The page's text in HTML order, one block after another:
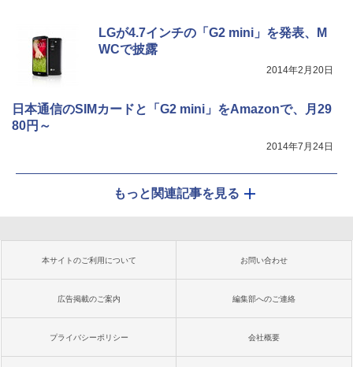
LGが4.7インチの「G2 mini」を発表、M
WCで披露
2014年2月20日
日本通信のSIMカードと「G2 mini」をAmazonで、月29
80円～
2014年7月24日
もっと関連記事を見る
本サイトのご利用について お問い合わせ
広告掲載のご案内 編集部へのご連絡
プライバシーポリシー 会社概要